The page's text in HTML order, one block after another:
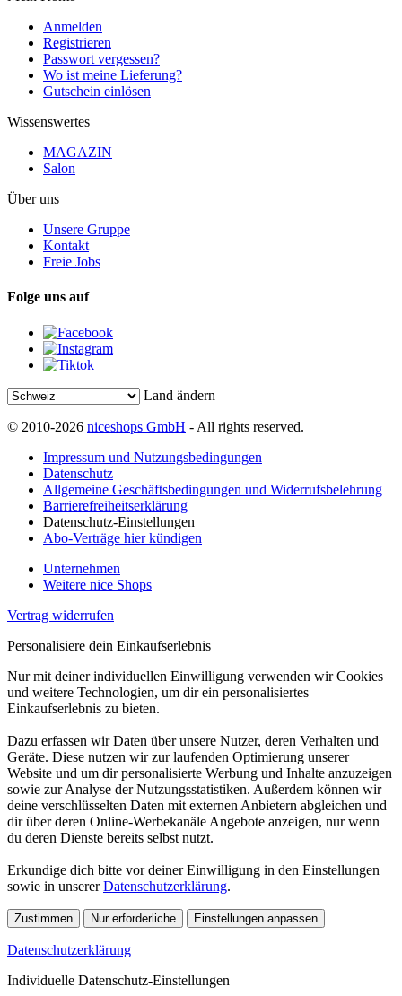
Anmelden
Registrieren
Passwort vergessen?
Wo ist meine Lieferung?
Gutschein einlösen
Wissenswertes
MAGAZIN
Salon
Über uns
Unsere Gruppe
Kontakt
Freie Jobs
Folge uns auf
Land ändern
© 2010-2026 niceshops GmbH - All rights reserved.
Impressum und Nutzungsbedingungen
Datenschutz
Allgemeine Geschäftsbedingungen und Widerrufsbelehrung
Barrierefreiheitserklärung
Datenschutz-Einstellungen
Abo-Verträge hier kündigen
Unternehmen
Weitere nice Shops
Vertrag widerrufen
Personalisiere dein Einkaufserlebnis
Nur mit deiner individuellen Einwilligung verwenden wir Cookies
und weitere Technologien, um dir ein personalisiertes
Einkaufserlebnis zu bieten.
Dazu erfassen wir Daten über unsere Nutzer, deren Verhalten und
Geräte. Diese nutzen wir zur laufenden Optimierung unserer
Website und um dir personalisierte Werbung und Inhalte anzuzeigen
sowie zur Analyse der Nutzungsstatistiken. Außerdem können wir
deine verschlüsselten Daten mit externen Anbietern abgleichen und
dir über deren Online-Werbekanäle Angebote anzeigen, nur wenn
du deren Dienste bereits selbst nutzt.
Erkundige dich bitte vor deiner Einwilligung in den Einstellungen
sowie in unsererDatenschutzerklärung.
Zustimmen Nur erforderliche Einstellungen anpassen
Datenschutzerklärung
Individuelle Datenschutz-Einstellungen